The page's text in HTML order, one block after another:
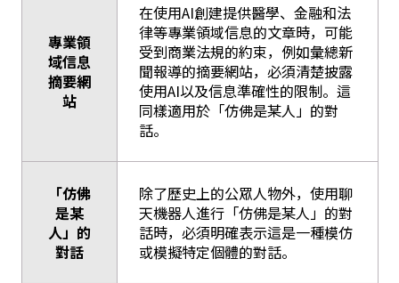
專業領
域信息
摘要網
站
在使用AI創建提供醫學、金融和法
律等專業領域信息的文章時，可能
受到商業法規的約束，例如彙總新
聞報導的摘要網站，必須清楚披露
使用AI以及信息準確性的限制。這
同樣適用於「仿佛是某人」的對
話。
「仿佛
是某
人」的
對話
除了歷史上的公眾人物外，使用聊
天機器人進行「仿佛是某人」的對
話時，必須明確表示這是一種模仿
或模擬特定個體的對話。